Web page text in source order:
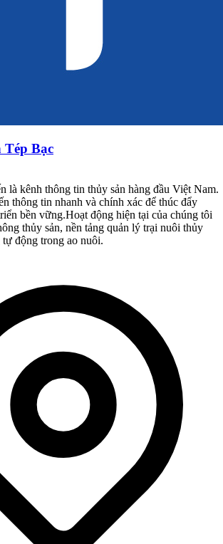
Tép Bạc
là kênh thông tin thủy sản hàng đầu Việt Nam.
thông tin nhanh và chính xác để thúc đẩy
bền vững.Hoạt động hiện tại của chúng tôi
thủy sản, nền tảng quản lý trại nuôi thủy
động trong ao nuôi.